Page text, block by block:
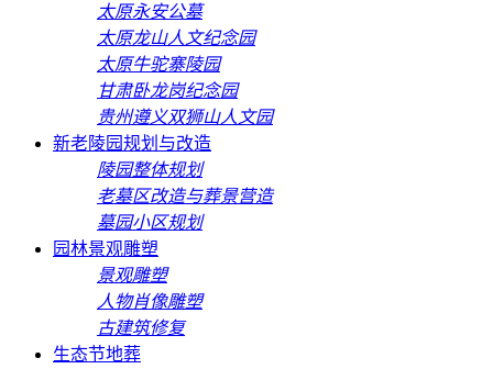
太原永安公墓
太原龙山人文纪念园
太原牛驼寨陵园
甘肃卧龙岗纪念园
贵州遵义双狮山人文园
新老陵园规划与改造
陵园整体规划
老墓区改造与葬景营造
墓园小区规划
园林景观雕塑
景观雕塑
人物肖像雕塑
古建筑修复
生态节地葬